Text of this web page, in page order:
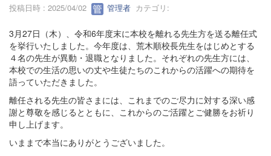
投稿日時 : 2025/04/02 管理者 カテゴリ:
3月27日（木）、令和6年度末に本校を離れる先生方を送る離任式
を挙行いたしました。今年度は、荒木順校長先生をはじめとする
４名の先生が異動・退職となりました。それぞれの先生方には、
本校での生活の思いの丈や生徒たちのこれからの活躍への期待を
語っていただきました。
離任される先生の皆さまには、これまでのご尽力に対する深い感
謝と尊敬を感じるとともに、これからのご活躍とご健勝をお祈り
申し上げます。
いままで本当にありがとうございました。